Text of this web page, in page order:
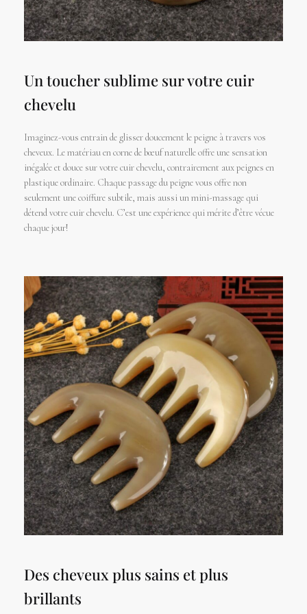
Un toucher sublime sur votre cuir
chevelu
Imaginez-vous entrain de glisser doucement le peigne à travers vos
cheveux. Le matériau en corne de bœuf naturelle offre une sensation
inégalée et douce sur votre cuir chevelu, contrairement aux peignes en
plastique ordinaire. Chaque passage du peigne vous offre non
seulement une coiffure subtile, mais aussi un mini-massage qui
détend votre cuir chevelu. C’est une expérience qui mérite d’être vécue
chaque jour!
Des cheveux plus sains et plus
brillants